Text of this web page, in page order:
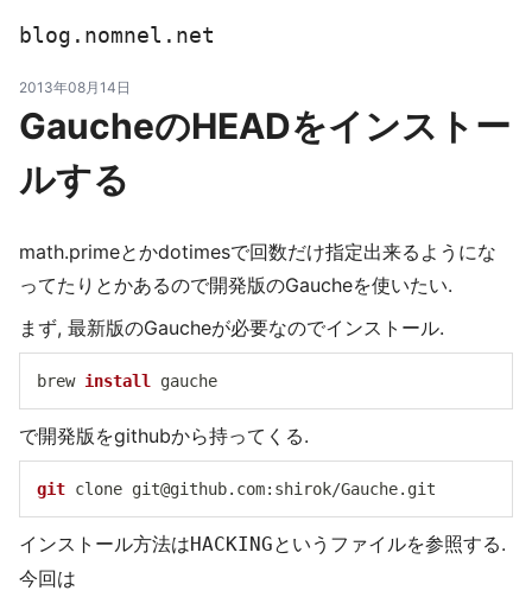
blog.nomnel.net
2013年08月14日
GaucheのHEADをインストー
ルする
math.primeとかdotimesで回数だけ指定出来るようにな
ってたりとかあるので開発版のGaucheを使いたい.
まず, 最新版のGaucheが必要なのでインストール.
brew install
で開発版をgithubから持ってくる.
git clone git@github.com
インストール方法はHACKINGというファイルを参照する.
今回は